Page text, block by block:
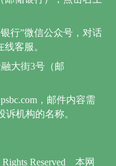
Reserved 本网
行”微信公众号，对话
客服。
大街3号（邮
，邮件内容需
机构的名称。